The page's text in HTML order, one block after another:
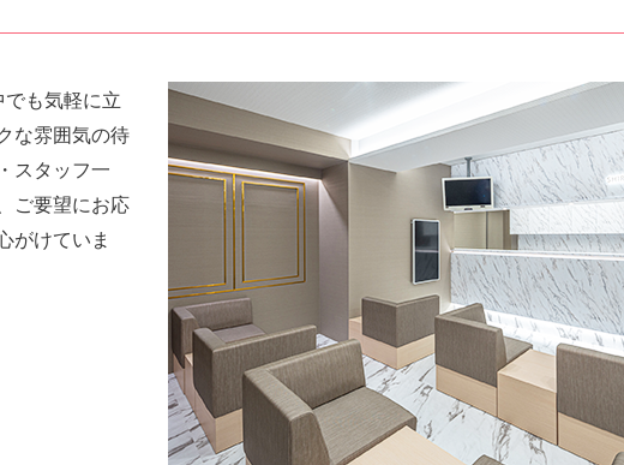
も気軽に立
な雰囲気の待
スタッフ一
ご要望にお応
がけていま